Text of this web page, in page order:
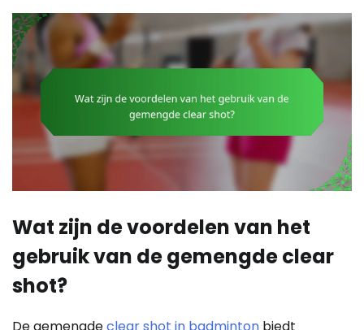
Wat zijn de voordelen van het
gebruik van de gemengde clear
shot?